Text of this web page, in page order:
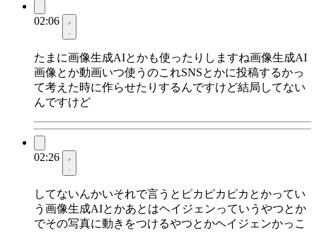
02:06
たまに画像生成AIとかも使ったりしますね画像生成AI
画像とか動画いつ使うのこれSNSとかに投稿するかっ
て考えた時に作らせたりするんですけど結局してない
んですけど
02:26
してないんかいそれで言うとピカピカピカとかってい
う画像生成AIとかあとはヘイジェンっていうやつとか
でその写真に動きをつけるやつとかヘイジェンかっこ